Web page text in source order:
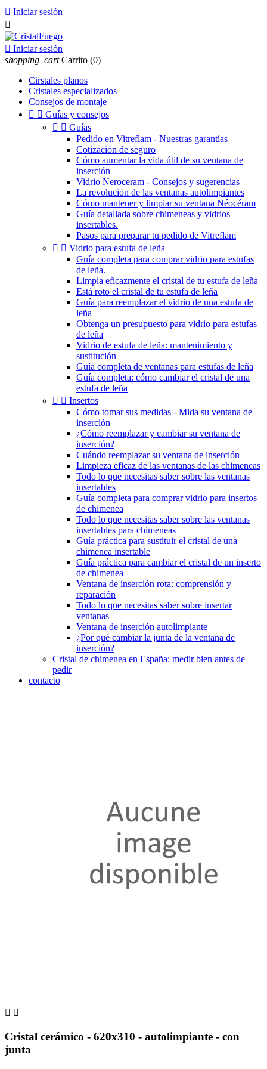
 Iniciar sesión

 Iniciar sesión
shopping_cart Carrito (0)
Cirstales planos
Cristales especializados
Consejos de montaje
  Guías y consejos
  Guías
Pedido en Vitreflam - Nuestras garantías
Cotización de seguro
Cómo aumentar la vida útil de su ventana de
inserción
Vidrio Neroceram - Consejos y sugerencias
La revolución de las ventanas autolimpiantes
Cómo mantener y limpiar su ventana Néocéram
Guía detallada sobre chimeneas y vidrios
insertables.
Pasos para preparar tu pedido de Vitreflam
  Vidrio para estufa de leña
Guía completa para comprar vidrio para estufas
de leña.
Limpia eficazmente el cristal de tu estufa de leña
Está roto el cristal de tu estufa de leña
Guía para reemplazar el vidrio de una estufa de
leña
Obtenga un presupuesto para vidrio para estufas
de leña
Vidrio de estufa de leña: mantenimiento y
sustitución
Guía completa de ventanas para estufas de leña
Guía completa: cómo cambiar el cristal de una
estufa de leña
  Insertos
Cómo tomar sus medidas - Mida su ventana de
inserción
¿Cómo reemplazar y cambiar su ventana de
inserción?
Cuándo reemplazar su ventana de inserción
Limpieza eficaz de las ventanas de las chimeneas
Todo lo que necesitas saber sobre las ventanas
insertables
Guía completa para comprar vidrio para insertos
de chimenea
Todo lo que necesitas saber sobre las ventanas
insertables para chimeneas
Guía práctica para sustituir el cristal de una
chimenea insertable
Guía práctica para cambiar el cristal de un inserto
de chimenea
Ventana de inserción rota: comprensión y
reparación
Todo lo que necesitas saber sobre insertar
ventanas
Ventana de inserción autolimpiante
¿Por qué cambiar la junta de la ventana de
inserción?
Cristal de chimenea en España: medir bien antes de
pedir
contacto
 
Cristal cerámico - 620x310 - autolimpiante - con
junta